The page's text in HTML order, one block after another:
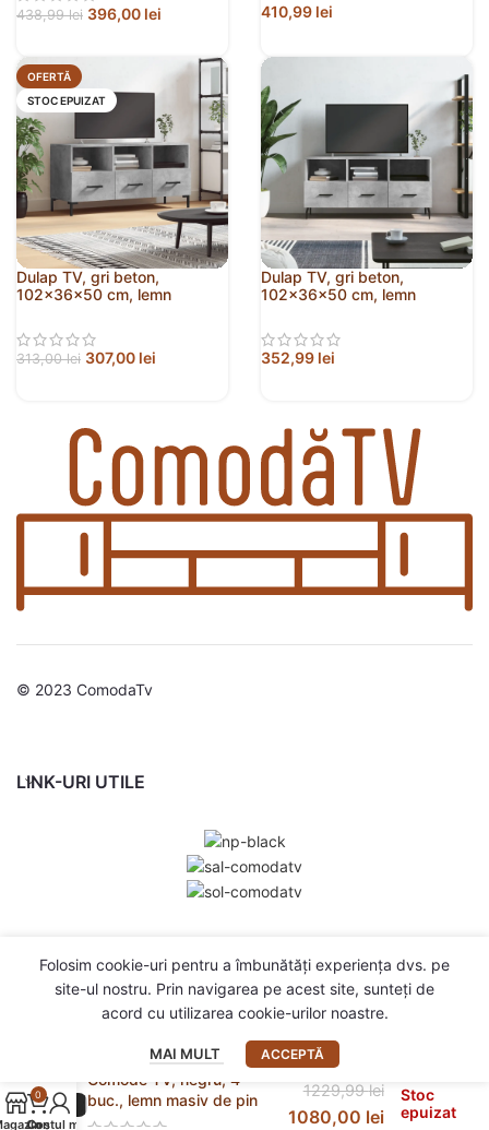
438,99lei 396,00 lei 410,99 lei
OFERTĂ
STOC EPUIZAT
Dulap TV, gri beton,
102x36x50 cm, lemn
313,00lei 307,00 lei
Dulap TV, gri beton,
102x36x50 cm, lemn
352,99 lei
© 2023 ComodaTv
LINK-URI UTILE
Folosim cookie-uri pentru a îmbunătăți experiența dvs. pe
site-ul nostru. Prin navigarea pe acest site, sunteți de
acord cu utilizarea cookie-urilor noastre.
MAI MULT ACCEPTĂ
Comode TV, negru, 4
buc., lemn masiv de pin
1229,99lei
1080,00 lei
Stoc
epuizat
0
Coș
Contul meu